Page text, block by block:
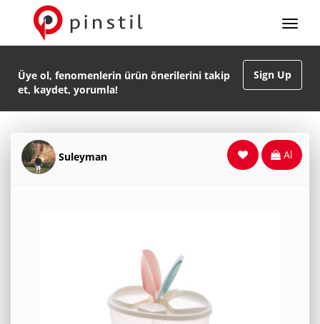
Sign Up
Üye ol, fenomenlerin ürün önerilerini takip
et, kaydet, yorumla!
Suleyman Al